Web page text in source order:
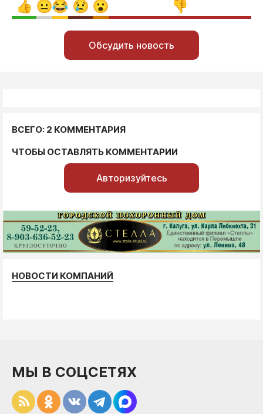
Обсудить новость
ВСЕГО: 2 КОММЕНТАРИЯ
ЧТОБЫ ОСТАВЛЯТЬ КОММЕНТАРИИ
Авторизуйтесь
НОВОСТИ КОМПАНИЙ
МЫ В СОЦСЕТЯХ